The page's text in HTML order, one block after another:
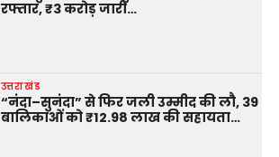
रफ्तार, ₹3 करोड़ जारी…
उत्तराखंड
“नंदा–सुनंदा” से फिर जली उम्मीद की लौ, 39
बालिकाओं को ₹12.98 लाख की सहायता…